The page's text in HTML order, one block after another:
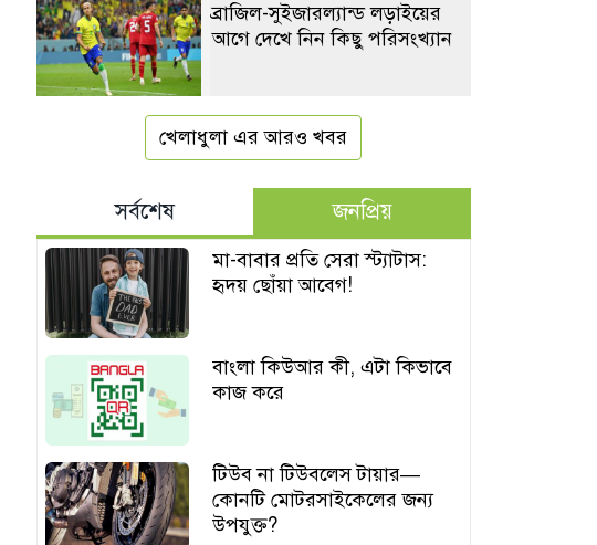
ব্রাজিল-সুইজারল্যান্ড লড়াইয়ের
আগে দেখে নিন কিছু পরিসংখ্যান
খেলাধুলা এর আরও খবর
সর্বশেষ জনপ্রিয়
মা-বাবার প্রতি সেরা স্ট্যাটাস:
হৃদয় ছোঁয়া আবেগ!
বাংলা কিউআর কী, এটা কিভাবে
কাজ করে
টিউব না টিউবলেস টায়ার—
কোনটি মোটরসাইকেলের জন্য
উপযুক্ত?